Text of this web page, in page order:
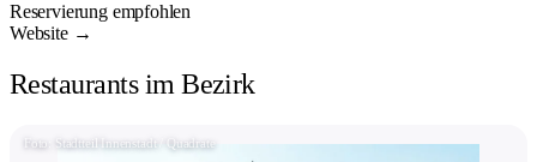
Reservierung empfohlen
Website →
Restaurants im Bezirk
Foto: Stadtteil Innenstadt / Quadrate